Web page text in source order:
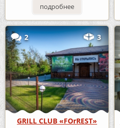
подробнее
2 3
GRILL CLUB «FOrREST»